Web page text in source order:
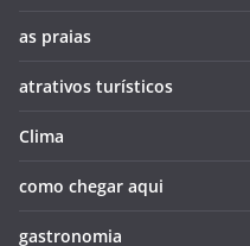
as praias
atrativos turísticos
Clima
como chegar aqui
gastronomia